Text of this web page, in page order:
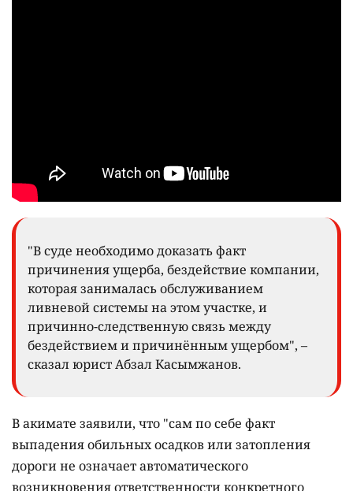
"В суде необходимо доказать факт
причинения ущерба, бездействие компании,
которая занималась обслуживанием
ливневой системы на этом участке, и
причинно-следственную связь между
бездействием и причинённым ущербом", –
сказал юрист Абзал Касымжанов.
В акимате заявили, что "сам по себе факт
выпадения обильных осадков или затопления
дороги не означает автоматического
возникновения ответственности конкретного